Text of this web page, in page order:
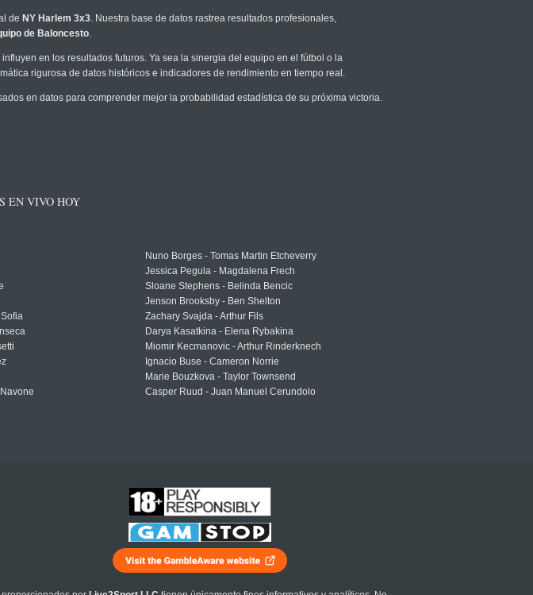
de NY Harlem 3x3. Nuestra base de datos rastrea resultados profesionales,
de Baloncesto.
en los resultados futuros. Ya sea la sinergia del equipo en el fútbol o la
rigurosa de datos históricos e indicadores de rendimiento en tiempo real.
en datos para comprender mejor la probabilidad estadística de su próxima victoria.
EN VIVO HOY
Nuno Borges - Tomas Martin Etcheverry
Jessica Pegula - Magdalena Frech
Sloane Stephens - Belinda Bencic
Jenson Brooksby - Ben Shelton
Zachary Svajda - Arthur Fils
Darya Kasatkina - Elena Rybakina
Miomir Kecmanovic - Arthur Rinderknech
Ignacio Buse - Cameron Norrie
Marie Bouzkova - Taylor Townsend
Casper Ruud - Juan Manuel Cerundolo